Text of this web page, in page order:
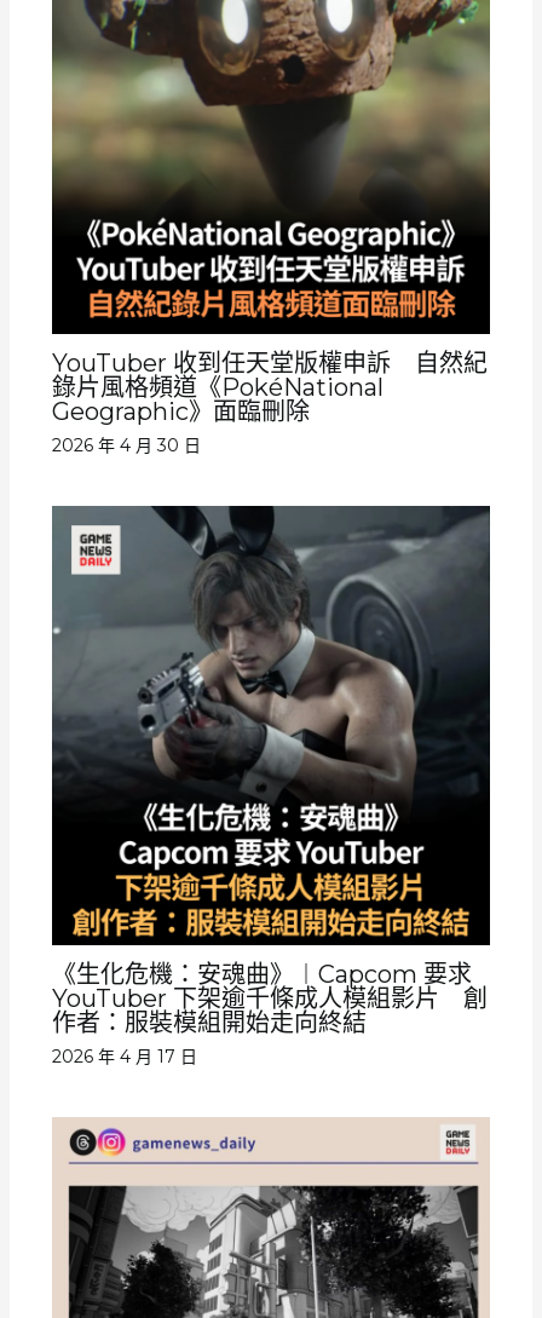
YouTuber 收到任天堂版權申訴 自然紀
錄片風格頻道《PokéNational
Geographic》面臨刪除
2026 年 4 月 30 日
《生化危機：安魂曲》︱Capcom 要求
YouTuber 下架逾千條成人模組影片 創
作者：服裝模組開始走向終結
2026 年 4 月 17 日